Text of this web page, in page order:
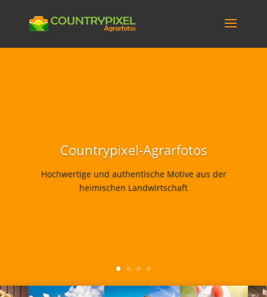
Countrypixel-Agrarfotos
Hochwertige und authentische Motive aus der
heimischen Landwirtschaft